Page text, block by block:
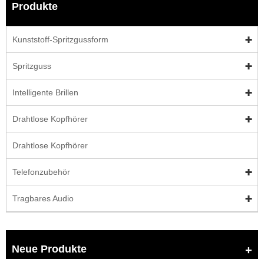
Produkte
Kunststoff-Spritzgussform
Spritzguss
Intelligente Brillen
Drahtlose Kopfhörer
Drahtlose Kopfhörer
Telefonzubehör
Tragbares Audio
Neue Produkte